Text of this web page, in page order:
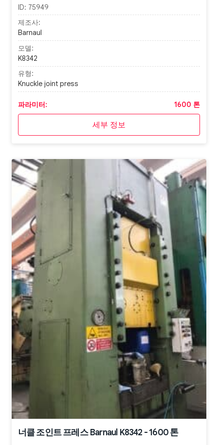
ID: 75949
제조사:
Barnaul
모델:
K8342
유형:
Knuckle joint press
파라미터: 1600 톤
세부 정보
너클 조인트 프레스 Barnaul K8342 - 1600 톤